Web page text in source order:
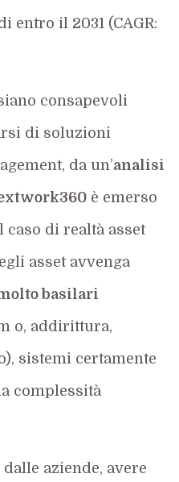
entro il 2031 (CAGR:
consapevoli
di soluzioni
da un’analisi
è emerso
caso di realtà asset
asset avvenga
basilari
o, addirittura,
sistemi certamente
complessità
aziende, avere